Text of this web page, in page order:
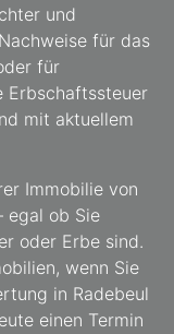
und
für das
für
Erbschaftssteuer
mit aktuellem
Immobilie von
egal ob Sie
oder Erbe sind.
wenn Sie
in Radebeul
einen Termin